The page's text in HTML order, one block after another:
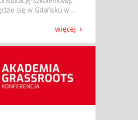
się w Gdańsku w ...
więcej